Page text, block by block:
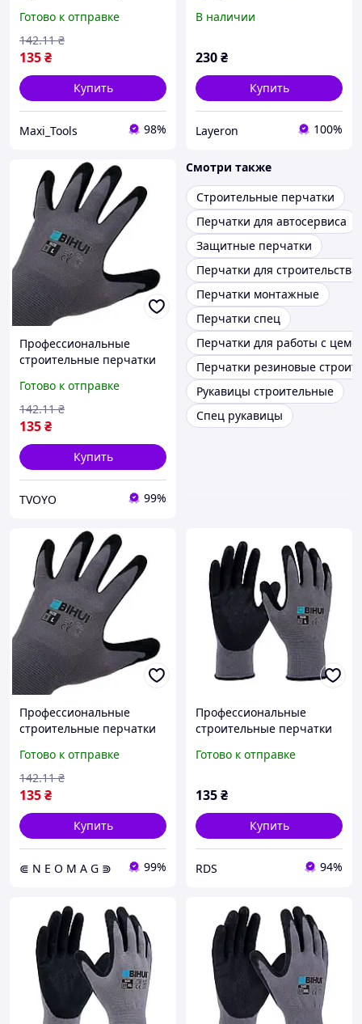
Готово к отправке
135₴
142.11 ₴
Купить
Maxi_Tools 98%
Ultimate 11 2XL (42-874-11)
В наличии
230₴
Купить
Layeron 100%
Профессиональные
строительные перчатки
Готово к отправке
135₴
142.11 ₴
Купить
TVOYO 99%
Смотри также
Строительные перчатки
Перчатки для автосервиса
Защитные перчатки
Перчатки для строительства
Перчатки монтажные
Перчатки спец
Перчатки для работы с
Перчатки резиновые
Рукавицы строительные
Спец рукавицы
Профессиональные
строительные перчатки
Готово к отправке
135₴
142.11 ₴
Купить
⋐ N E O M A G ⋑ 99%
Профессиональные
строительные перчатки
Готово к отправке
135₴
Купить
RDS 94%